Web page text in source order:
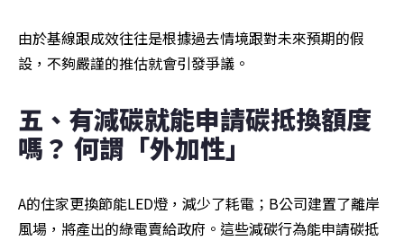
由於基線跟成效往往是根據過去情境跟對未來預期的假
設，不夠嚴謹的推估就會引發爭議。
五、有減碳就能申請碳抵換額度
嗎？ 何謂「外加性」
A的住家更換節能LED燈，減少了耗電；B公司建置了離岸
風場，將產出的綠電賣給政府。這些減碳行為能申請碳抵